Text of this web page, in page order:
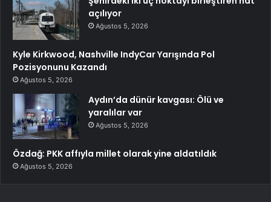
açılıyor
Ağustos 5, 2026
Kyle Kirkwood, Nashville IndyCar Yarışında Pol
Pozisyonunu Kazandı
Ağustos 5, 2026
Aydın’da dünür kavgası: Ölü ve
yaralılar var
Ağustos 5, 2026
Özdağ: PKK affıyla millet olarak yine aldatıldık
Ağustos 5, 2026